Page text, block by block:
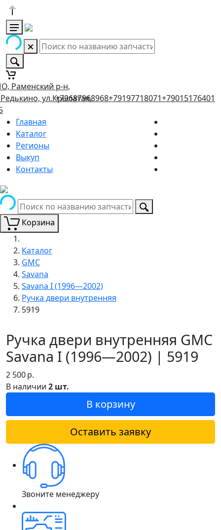
Раменский р-н,
ул.Крылатая,
+79687968968+79197718071+79015176401
Главная
Каталог
Регионы
Выкуп
Контакты
Корзина
Каталог
GMC
Savana
Savana I (1996—2002)
Ручка двери внутренняя
5919
Ручка двери внутренняя GMC
Savana I (1996—2002) | 5919
2 500р.
В наличии 2 шт.
В корзину
Оставить заявку
Звоните менеджеру